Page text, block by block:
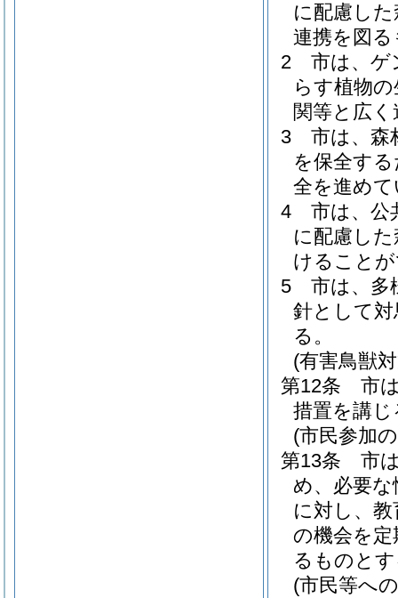
に配慮し
連携を図
2
市は、ゲ
らす植物
関等と広
3
市は、森
を保全す
全を進め
4
市は、公
に配慮し
けること
5
市は、多
針として
る。
(有害鳥獣
第12条
市
措置を講
(市民参加
第13条
市
め、必要
に対し、
の機会を
るものと
(市民等へ